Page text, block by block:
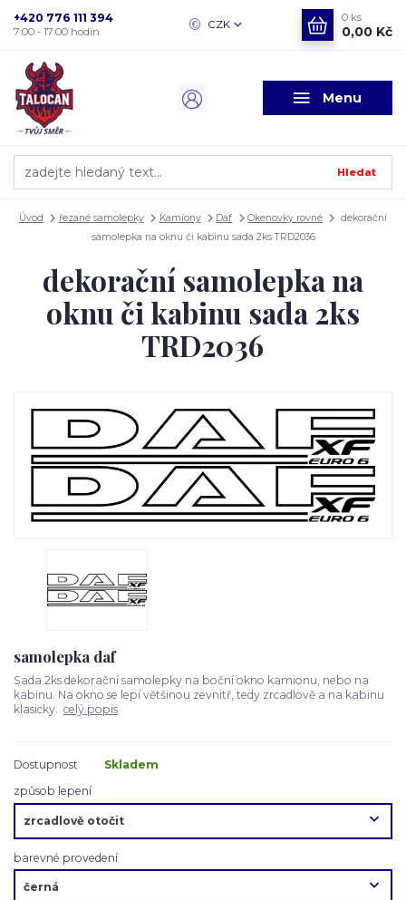
Menu
CZK
Hledat
+420 776 111 394
7:00 - 17:00 hodin
0 ks
0,00 Kč
Úvod řezané samolepky Kamiony Daf Okenovky rovné
dekorační
samolepka na oknu či kabinu sada 2ks TRD2036
dekorační samolepka na
oknu či kabinu sada 2ks
TRD2036
samolepka daf
Sada 2ks dekorační samolepky na boční okno kamionu, nebo na
kabinu. Na okno se lepí většinou zevnitř, tedy zrcadlově a na kabinu
klasicky. celý popis
Dostupnost
Skladem
způsob lepení
barevné provedení